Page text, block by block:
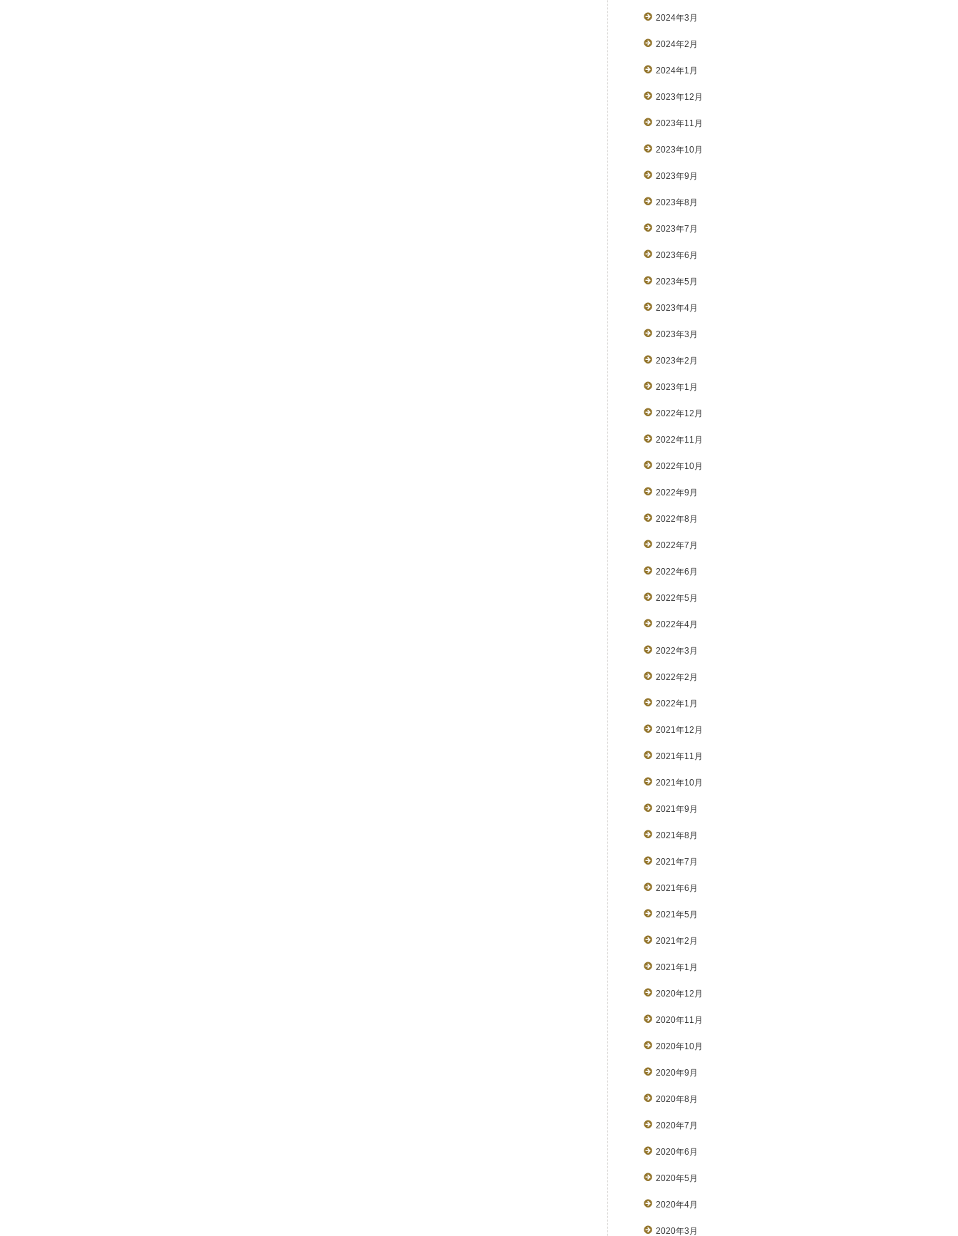
2024年3月
2024年2月
2024年1月
2023年12月
2023年11月
2023年10月
2023年9月
2023年8月
2023年7月
2023年6月
2023年5月
2023年4月
2023年3月
2023年2月
2023年1月
2022年12月
2022年11月
2022年10月
2022年9月
2022年8月
2022年7月
2022年6月
2022年5月
2022年4月
2022年3月
2022年2月
2022年1月
2021年12月
2021年11月
2021年10月
2021年9月
2021年8月
2021年7月
2021年6月
2021年5月
2021年2月
2021年1月
2020年12月
2020年11月
2020年10月
2020年9月
2020年8月
2020年7月
2020年6月
2020年5月
2020年4月
2020年3月